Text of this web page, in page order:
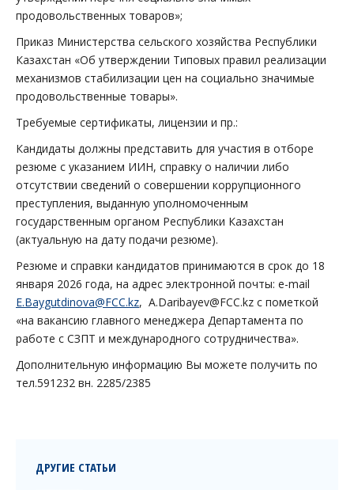
продовольственных товаров»;
Приказ Министерства сельского хозяйства Республики
Казахстан «Об утверждении Типовых правил реализации
механизмов стабилизации цен на социально значимые
продовольственные товары».
Требуемые сертификаты, лицензии и пр.:
Кандидаты должны представить для участия в отборе
резюме с указанием ИИН, справку о наличии либо
отсутствии сведений о совершении коррупционного
преступления, выданную уполномоченным
государственным органом Республики Казахстан
(актуальную на дату подачи резюме).
Резюме и справки кандидатов принимаются в срок до 18
января 2026 года, на адрес электронной почты: e-mail
E.Baygutdinova@FCC.kz, A.Daribayev@FCC.kz с пометкой
«на вакансию главного менеджера Департамента по
работе с СЗПТ и международного сотрудничества».
Дополнительную информацию Вы можете получить по
тел.591232 вн. 2285/2385
ДРУГИЕ СТАТЬИ